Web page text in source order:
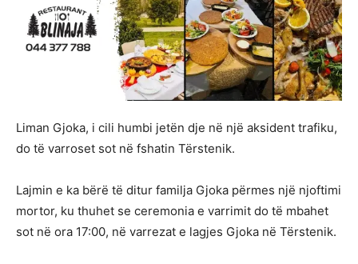
Liman Gjoka, i cili humbi jetën dje në një aksident trafiku,
do të varroset sot në fshatin Tërstenik.
Lajmin e ka bërë të ditur familja Gjoka përmes një njoftimi
mortor, ku thuhet se ceremonia e varrimit do të mbahet
sot në ora 17:00, në varrezat e lagjes Gjoka në Tërstenik.